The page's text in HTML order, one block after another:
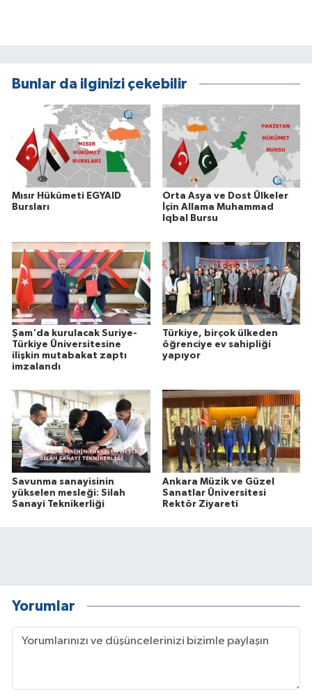
Bunlar da ilginizi çekebilir
Mısır Hükûmeti EGYAID
Bursları
Orta Asya ve Dost Ülkeler
İçin Allama Muhammad
Iqbal Bursu
Şam'da kurulacak Suriye-
Türkiye Üniversitesine
ilişkin mutabakat zaptı
imzalandı
Türkiye, birçok ülkeden
öğrenciye ev sahipliği
yapıyor
Savunma sanayisinin
yükselen mesleği: Silah
Sanayi Teknikerliği
Ankara Müzik ve Güzel
Sanatlar Üniversitesi
Rektör Ziyareti
Yorumlar